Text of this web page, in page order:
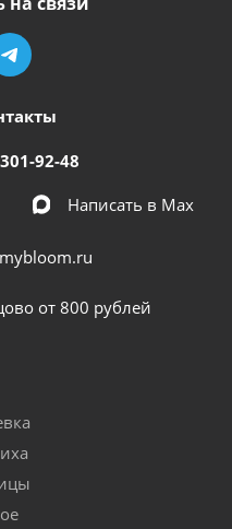
92-48
Написать в Мах
от 800 рублей